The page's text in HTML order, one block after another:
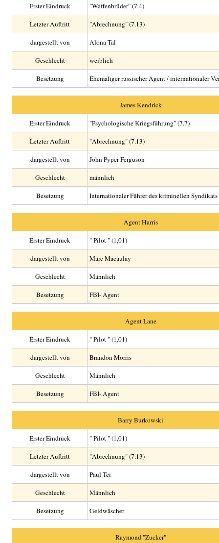
Erster Eindruck "Waffenbrüder" (7.4)
Letzter Auftritt "Abrechnung" (7.13)
dargestellt von Alona Tal
Geschlecht weiblich
Besetzung Ehemaliger russischer Agent / internationaler
James Kendrick
Erster Eindruck "Psychologische Kriegsführung" (7.7)
Letzter Auftritt "Abrechnung" (7.13)
dargestellt von John Pyper-Ferguson
Geschlecht männlich
Besetzung Internationaler Führer des kriminellen Syndikats
Agent Harris
Erster Eindruck " Pilot " (1,01)
dargestellt von Marc Macaulay
Geschlecht Männlich
Besetzung FBI- Agent
Agent Lane
Erster Eindruck " Pilot " (1,01)
dargestellt von Brandon Morris
Geschlecht Männlich
Besetzung FBI- Agent
Barry Burkowski
Erster Eindruck " Pilot " (1,01)
Letzter Auftritt "Abrechnung" (7.13)
dargestellt von Paul Tei
Geschlecht Männlich
Besetzung Geldwäscher
Raymond "Zucker"